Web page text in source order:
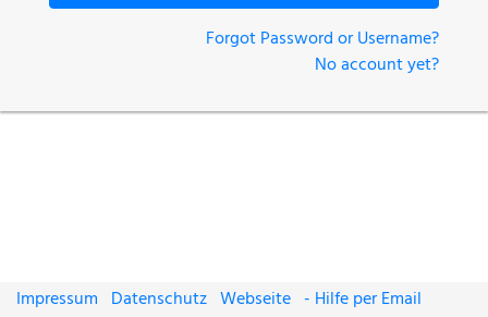
Forgot Password or Username?
No account yet?
Impressum Datenschutz Webseite - Hilfe per Email